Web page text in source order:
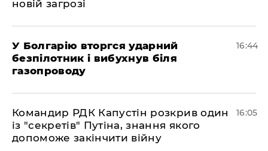
новій загрозі
У Болгарію вторгся ударний
безпілотник і вибухнув біля
газопроводу
16:44
Командир РДК Капустін розкрив один
із "секретів" Путіна, знання якого
допоможе закінчити війну
16:05